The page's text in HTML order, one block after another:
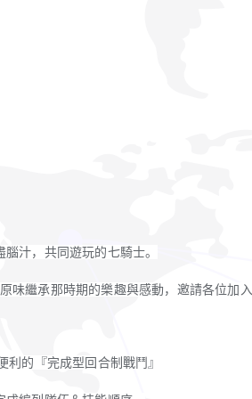
汁，共同遊玩的七騎士。
味繼承那時期的樂趣與感動，邀請各位加
的『完成型回合制戰鬥』